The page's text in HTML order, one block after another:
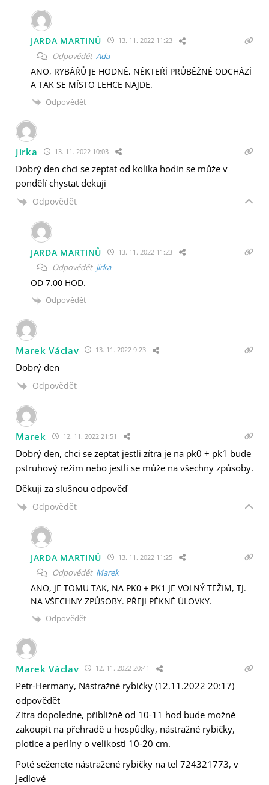
JARDA MARTINŮ 13. 11. 2022 11:23
Odpovědět Ada
ANO, RYBÁŘŮ JE HODNĚ, NĚKTEŘÍ PRŮBĚŽNĚ ODCHÁZÍ
A TAK SE MÍSTO LEHCE NAJDE.
Odpovědět
Jirka 13. 11. 2022 10:03
Dobrý den chci se zeptat od kolika hodin se může v
pondělí chystat dekuji
Odpovědět
JARDA MARTINŮ 13. 11. 2022 11:23
Odpovědět Jirka
OD 7.00 HOD.
Odpovědět
Marek Václav 13. 11. 2022 9:23
Dobrý den
Odpovědět
Marek 12. 11. 2022 21:51
Dobrý den, chci se zeptat jestli zítra je na pk0 + pk1 bude
pstruhový režim nebo jestli se může na všechny způsoby.
Děkuji za slušnou odpověď
Odpovědět
JARDA MARTINŮ 13. 11. 2022 11:25
Odpovědět Marek
ANO, JE TOMU TAK, NA PK0 + PK1 JE VOLNÝ TEŽIM, TJ.
NA VŠECHNY ZPŮSOBY. PŘEJI PĚKNÉ ÚLOVKY.
Odpovědět
Marek Václav 12. 11. 2022 20:41
Petr-Hermany, Nástražné rybičky (12.11.2022 20:17)
odpovědět
Zítra dopoledne, přibližně od 10-11 hod bude možné
zakoupit na přehradě u hospůdky, nástražné rybičky,
plotice a perlíny o velikosti 10-20 cm.
Poté seženete nástražené rybičky na tel 724321773, v
Jedlové